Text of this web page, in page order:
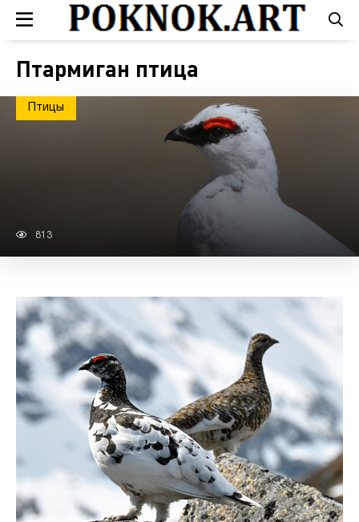
Птармиган птица
Птицы
813